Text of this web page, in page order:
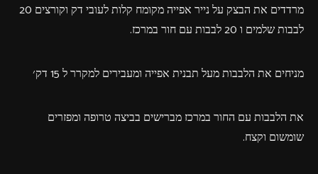
מרדדים את הבצק על נייר אפייה מקומח קלות לעובי דק וקורצים 20
לבבות שלמים ו 20 לבבות עם חור במרכז.
מניחים את הלבבות מעל תבנית אפייה ומעבירים למקרר ל 15 דק׳
את הלבבות עם החור במרכז מברישים בביצה טרופה ומפזרים
שומשום וקצח.